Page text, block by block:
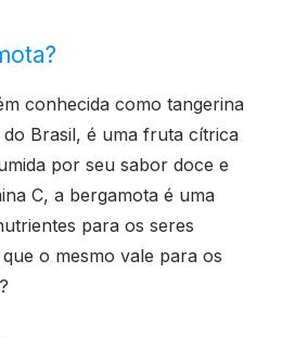
conhecida como tangerina
do Brasil, é uma fruta cítrica
por seu sabor doce e
C, a bergamota é uma
para os seres
o mesmo vale para os